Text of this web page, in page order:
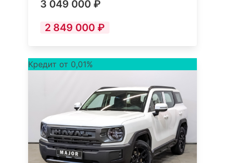
3 049 000 ₽
2 849 000 ₽
Кредит от 0,01%